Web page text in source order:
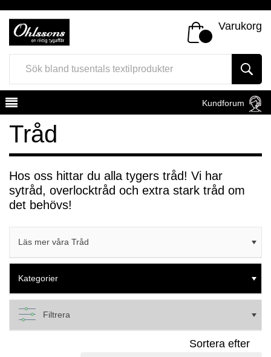
Varukorg
Kundforum
Register Sign In
Tråd
Hos oss hittar du alla tygers tråd! Vi har
sytråd, overlocktråd och extra stark tråd om
det behövs!
Läs mer våra Tråd
Kategorier
Filtrera
Sortera efter